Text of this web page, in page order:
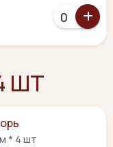
ШТ
* 4 шт